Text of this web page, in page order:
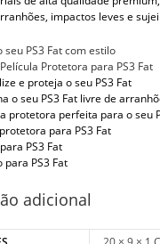
impactos leves e
seu PS3 Fat com estilo
Protetora para PS3 Fat
e proteja o seu PS3 Fat
o seu PS3 Fat livre de
protetora perfeita para o seu
para PS3 Fat
PS3 Fat
para PS3 Fat
adicional